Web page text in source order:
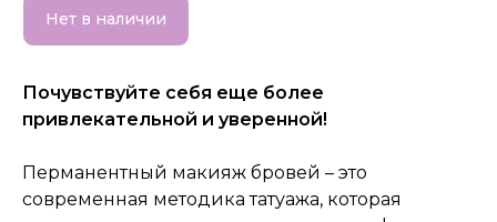
Нет в наличии
Почувствуйте себя еще более
привлекательной и уверенной!
Перманентный макияж бровей – это
современная методика татуажа, которая